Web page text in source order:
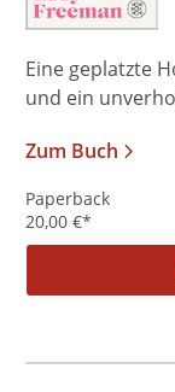
Eine geplatzte
und ein
Zum Buch
Paperback
20,00 €*